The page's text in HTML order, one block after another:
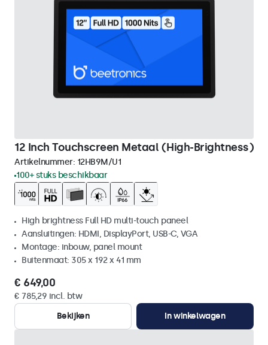
12 Inch Touchscreen Metaal (High-Brightness)
Artikelnummer: 12HB9M/U1
100+ stuks beschikbaar
High brightness Full HD multi-touch paneel
Aansluitingen: HDMI, DisplayPort, USB-C, VGA
Montage: inbouw, panel mount
Buitenmaat: 305 x 192 x 41 mm
€ 649,00
€ 785,29 incl. btw
Bekijken
In winkelwagen